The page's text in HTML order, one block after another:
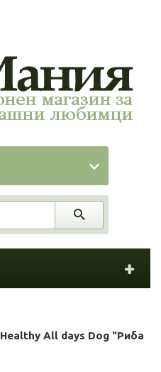
Healthy All days Dog "Риба